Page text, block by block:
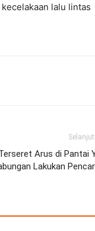
lalu lintas
Arus di Pantai
Lakukan